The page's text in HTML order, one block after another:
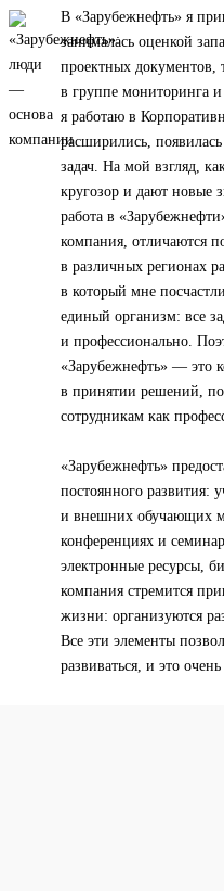
В «Зарубежнефть» я
занималась оценкой
проектных документов,
в группе мониторинга
я работаю в
расширились,
задач. На мой взгляд,
кругозор и дают новые
работа в
компания, отличаются
в различных регионах
в который мне
единый организм: все
и профессионально.
«Зарубежнефть» — это
в принятии решений,
сотрудникам как
«Зарубежнефть»
постоянного развития:
и внешних обучающих
конференциях и
электронные ресурсы,
компания стремится
жизни: организуются
Все эти элементы
развиваться, и это